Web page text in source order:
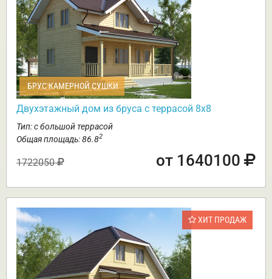
БРУС КАМЕРНОЙ СУШКИ
Двухэтажный дом из бруса с террасой 8х8
Тип: с большой террасой
Общая площадь: 86.82
1722050 от 1640100
ХИТ ПРОДАЖ